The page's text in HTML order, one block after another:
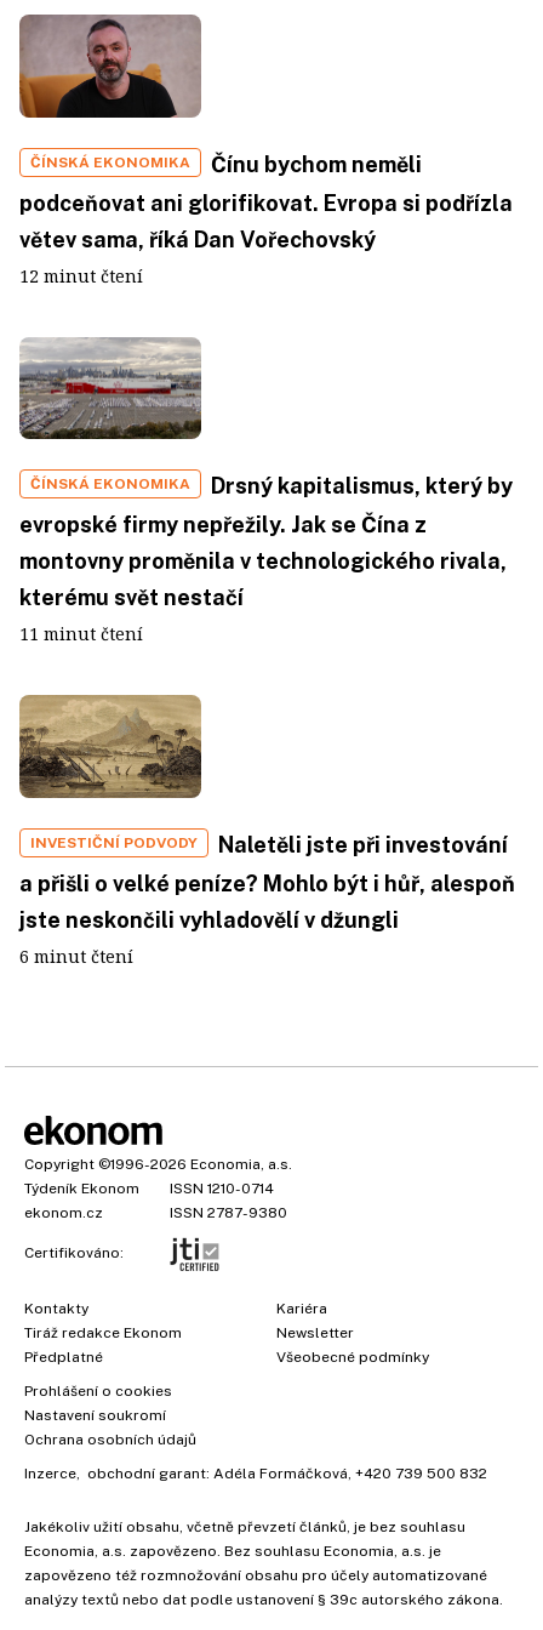
ČÍNSKÁ EKONOMIKA
Čínu bychom neměli
podceňovat ani glorifikovat. Evropa si podřízla
větev sama, říká Dan Vořechovský
12 minut čtení
ČÍNSKÁ EKONOMIKA
Drsný kapitalismus, který by
evropské firmy nepřežily. Jak se Čína z
montovny proměnila v technologického rivala,
kterému svět nestačí
11 minut čtení
INVESTIČNÍ PODVODY
Naletěli jste při investování
a přišli o velké peníze? Mohlo být i hůř, alespoň
jste neskončili vyhladovělí v džungli
6 minut čtení
Copyright ©1996-2026 Economia, a.s.
Týdeník Ekonom
ISSN 1210-0714
ekonom.cz
ISSN 2787-9380
Certifikováno:
Kontakty
Tiráž redakce Ekonom
Předplatné
Kariéra
Newsletter
Všeobecné podmínky
Prohlášení o cookies
Nastavení soukromí
Ochrana osobních údajů
Inzerce , obchodní garant: Adéla Formáčková +420 739 500 832
Jakékoliv užití obsahu, včetně převzetí článků, je bez souhlasu
Economia, a.s. zapovězeno. Bez souhlasu Economia, a.s. je
zapovězeno též rozmnožování obsahu pro účely automatizované
analýzy textů nebo dat podle ustanovení § 39c autorského zákona.